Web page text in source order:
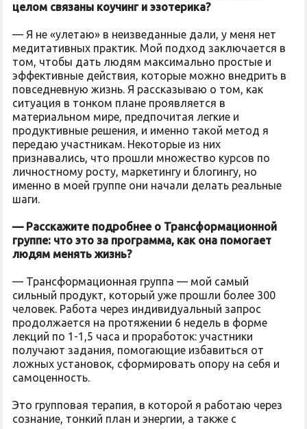
целом связаны коучинг и эзотерика?
— Я не «улетаю» в неизведанные дали, у меня нет
медитативных практик. Мой подход заключается в
том, чтобы дать людям максимально простые и
эффективные действия, которые можно внедрить в
повседневную жизнь. Я рассказываю о том, как
ситуация в тонком плане проявляется в
материальном мире, предпочитая легкие и
продуктивные решения, и именно такой метод я
передаю участникам. Некоторые из них
признавались, что прошли множество курсов по
личностному росту, маркетингу и блогингу, но
именно в моей группе они начали делать реальные
шаги.
— Расскажите подробнее о Трансформационной
группе: что это за программа, как она помогает
людям менять жизнь?
— Трансформационная группа — мой самый
сильный продукт, который уже прошли более 300
человек. Работа через индивидуальный запрос
продолжается на протяжении 6 недель в форме
лекций по 1-1,5 часа и проработок: участники
получают задания, помогающие избавиться от
ложных установок, сформировать опору на себя и
самоценность.
Это групповая терапия, в которой я работаю через
сознание, тонкий план и энергии, а также с